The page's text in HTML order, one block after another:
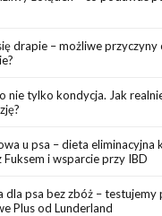
drapie – możliwe przyczyny
nie tylko kondycja. Jak
u psa – dieta
Fuksem i wsparcie przy IBD
dla psa bez zbóż – testujemy
Plus od Lunderland